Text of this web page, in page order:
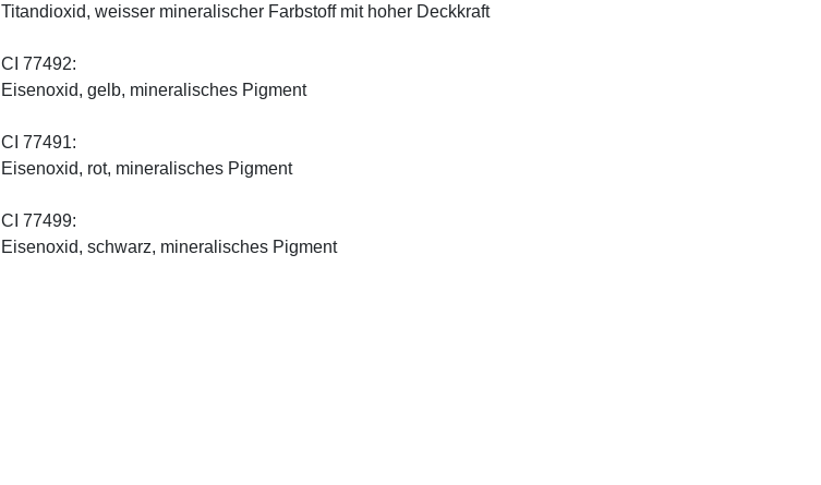
Titandioxid, weisser mineralischer Farbstoff mit hoher Deckkraft
CI 77492:
Eisenoxid, gelb, mineralisches Pigment
CI 77491:
Eisenoxid, rot, mineralisches Pigment
CI 77499:
Eisenoxid, schwarz, mineralisches Pigment